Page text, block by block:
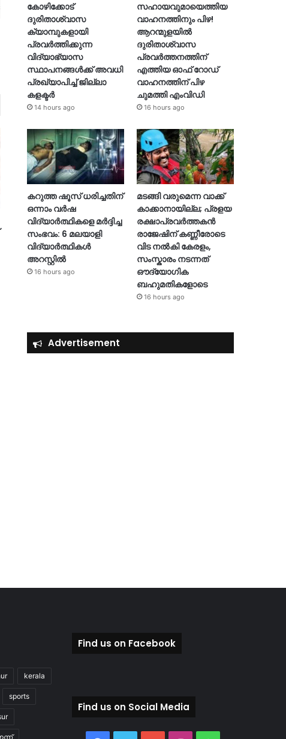
കോഴിക്കോട്
ദുരിതാശ്വാസ
ക്യാമ്പുകളായി
പ്രവര്‍ത്തിക്കുന്ന
വിദ്യാഭ്യാസ
സ്ഥാപനങ്ങള്‍ക്ക് അവധി
പ്രഖ്യാപിച്ച് ജില്ലാ
കളക്ടർ
14 hours ago
സഹായവുമായെത്തിയ
വാഹനത്തിനും പിഴ!
ആറന്മുളയില്‍
ദുരിതാശ്വാസ
പ്രവര്‍ത്തനത്തിന്
എത്തിയ ഓഫ് റോഡ്
വാഹനത്തിന് പിഴ
ചുമത്തി എംവിഡി
16 hours ago
കറുത്ത ഷൂസ് ധരിച്ചതിന്
ഒന്നാം വർഷ
വിദ്യാർത്ഥികളെ മർദ്ദിച്ച
സംഭവം: 6 മലയാളി
വിദ്യാർത്ഥികൾ
അറസ്റ്റിൽ
16 hours ago
മടങ്ങി വരുമെന്ന വാക്ക്
കാക്കാനായില്ല; പ്രളയ
രക്ഷാപ്രവർത്തകൻ
രാജേഷിന് കണ്ണീരോടെ
വിട നൽകി കേരളം,
സംസ്കാരം നടന്നത്
ഔദ്യോ​ഗിക
ബഹുമതികളോടെ
16 hours ago
Advertisement
kerala
sports
Find us on Facebook
Find us on Social Media